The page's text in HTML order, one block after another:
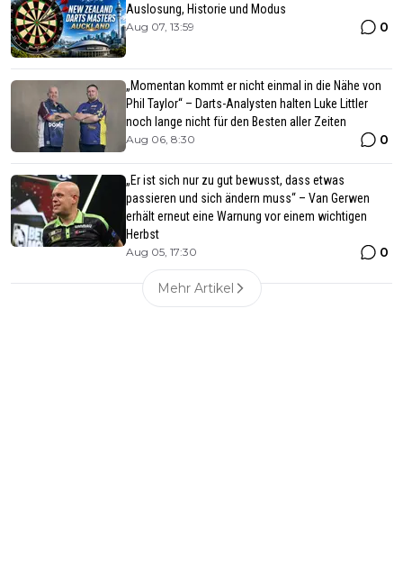
Auslosung, Historie und Modus
Aug 07, 13:59 0
„Momentan kommt er nicht einmal in die Nähe von
Phil Taylor“ – Darts-Analysten halten Luke Littler
noch lange nicht für den Besten aller Zeiten
Aug 06, 8:30 0
„Er ist sich nur zu gut bewusst, dass etwas
passieren und sich ändern muss“ – Van Gerwen
erhält erneut eine Warnung vor einem wichtigen
Herbst
Aug 05, 17:30 0
Mehr Artikel